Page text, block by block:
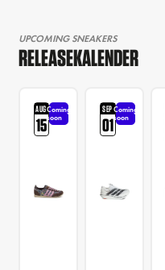
UPCOMING SNEAKERS
RELEASEKALENDER
AUG
15
Coming
soon
SEP
01
Coming
soon